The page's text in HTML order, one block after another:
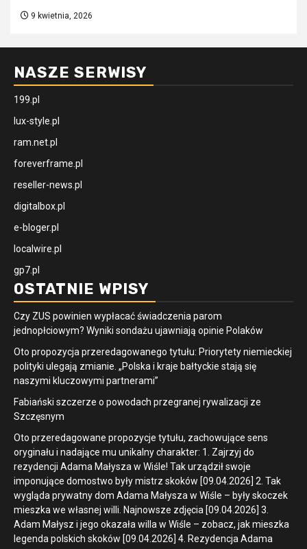
9 kwietnia, 2026
NASZE SERWISY
199.pl
lux-style.pl
ram.net.pl
foreverframe.pl
reseller-news.pl
digitalbox.pl
e-bloger.pl
localwire.pl
gp7.pl
OSTATNIE WPISY
Czy ZUS powinien wypłacać świadczenia parom
jednopłciowym? Wyniki sondażu ujawniają opinie Polaków
Oto propozycja przeredagowanego tytułu: Priorytety niemieckiej
polityki ulegają zmianie. „Polska i kraje bałtyckie stają się
naszymi kluczowymi partnerami”
Fabiański szczerze o powodach przegranej rywalizacji ze
Szczęsnym
Oto przeredagowane propozycje tytułu, zachowujące sens
oryginału i nadające mu unikalny charakter: 1. Zajrzyj do
rezydencji Adama Małysza w Wiśle! Tak urządził swoje
imponujące domostwo były mistrz skoków [09.04.2026] 2. Tak
wygląda prywatny dom Adama Małysza w Wiśle – były skoczek
mieszka we własnej willi. Najnowsze zdjęcia [09.04.2026] 3.
Adam Małysz i jego okazała willa w Wiśle – zobacz, jak mieszka
legenda polskich skoków [09.04.2026] 4. Rezydencja Adama